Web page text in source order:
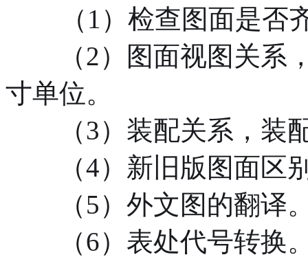
（1）检查图面是否
（2）图面视图关系，
寸单位。
（3）装配关系，装
（4）新旧版图面区
（5）外文图的翻译
（6）表处代号转换